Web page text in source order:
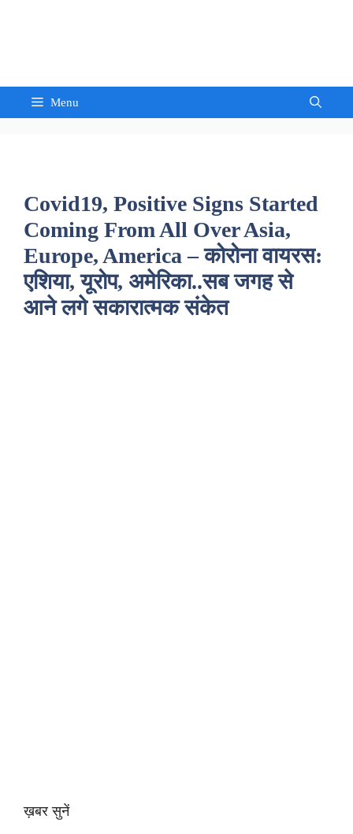
Menu
Covid19, Positive Signs Started
Coming From All Over Asia,
Europe, America – कोरोना वायरस:
एशिया, यूरोप, अमेरिका..सब जगह से
आने लगे सकारात्मक संकेत
ख़बर सुनें